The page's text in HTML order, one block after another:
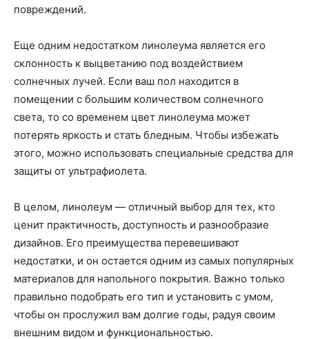
повреждений.
Еще одним недостатком линолеума является его
склонность к выцветанию под воздействием
солнечных лучей. Если ваш пол находится в
помещении с большим количеством солнечного
света, то со временем цвет линолеума может
потерять яркость и стать бледным. Чтобы избежать
этого, можно использовать специальные средства для
защиты от ультрафиолета.
В целом, линолеум — отличный выбор для тех, кто
ценит практичность, доступность и разнообразие
дизайнов. Его преимущества перевешивают
недостатки, и он остается одним из самых популярных
материалов для напольного покрытия. Важно только
правильно подобрать его тип и установить с умом,
чтобы он прослужил вам долгие годы, радуя своим
внешним видом и функциональностью.